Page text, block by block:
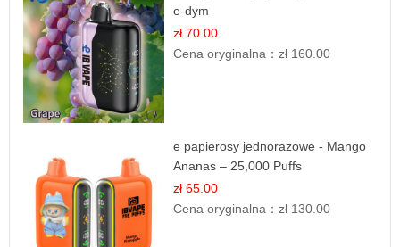
e-dym
zł 70.00
Cena oryginalna：zł 160.00
e papierosy jednorazowe - Mango
Ananas – 25,000 Puffs
zł 65.00
Cena oryginalna：zł 130.00